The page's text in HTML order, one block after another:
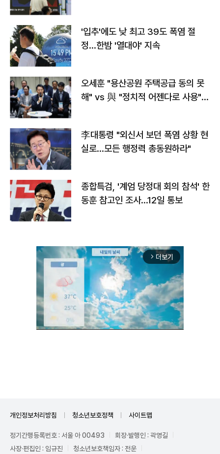
'입추'에도 낮 최고 39도 폭염 절
정…한밤 '열대야' 지속
오세훈 "용산공원 주택공급 동의 못
해" vs 與 "정치적 어젠다로 사용"
李대통령 "외신서 보던 폭염 상황 현
실로…모든 행정력 총동원하라"
종합특검, '계엄 당정대 회의 참석' 한
동훈 참고인 조사...12일 통보
arrow_forward_ios 더보기
개인정보처리방침 청소년보호정책 사이트맵
정기간행등록번호 : 서울 아 00493
회장·발행인 : 곽영길
사장·편집인 : 임규진
청소년보호책임자 : 전운